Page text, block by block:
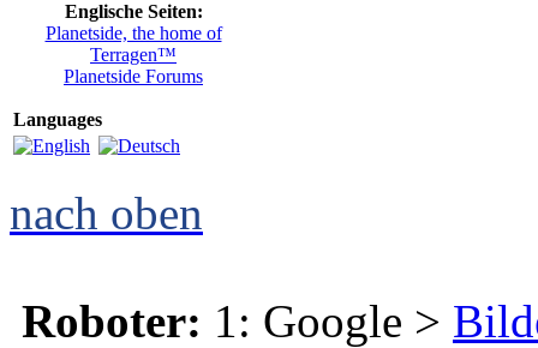
Englische Seiten:
Planetside, the home of
Terragen™
Planetside Forums
Languages
nach oben
Roboter: 1: Google >